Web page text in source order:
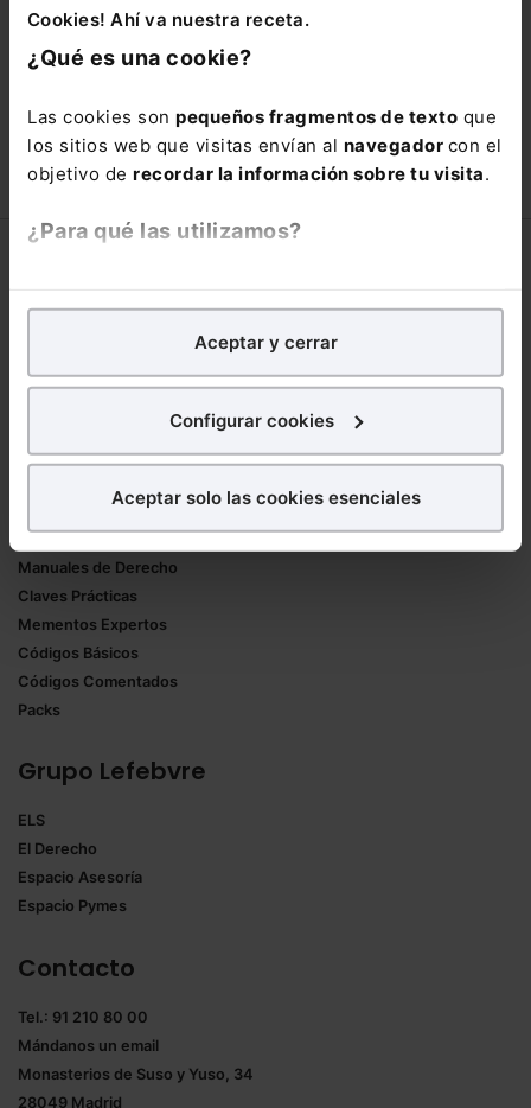
Cookies! Ahí va nuestra receta.
¿Qué es una cookie?
Las cookies son pequeños fragmentos de texto que
los sitios web que visitas envían al navegador con el
objetivo de recordar la información sobre tu visita.
¿Para qué las utilizamos?
analíticospara tratar demejorar tu experienciaen
nuestra página web. También con fines publicitarios,
para poder mostrarte publicidad y contenidos de tu
¿Qué puedes hacer?
experiencia en la web sea óptima
Puedesaceptar solo las esenciales
todas las cookies excepto aquellas imprescindibles.
También puedes
seleccionar solo aquellas que quieras permitir en tu
navegador. Si no seleccionas ninguna utilizaremos
las que sean indispensables para la navegación.
Saber más acerca de las cookies
Aceptar y cerrar
Configurar cookies
Aceptar solo las cookies esenciales
está oportunidad y adquiere tu acceso
con un25% de descuento
COMPRAR
Lefebvre
Trabaja con nosotros
Productos
Formularios Jurídicos
Manuales de Derecho
Claves Prácticas
Mementos Expertos
Códigos Básicos
Códigos Comentados
Packs
Grupo Lefebvre
ELS
El Derecho
Espacio Asesoría
Espacio Pymes
Contacto
Tel.: 91 210 80 00
Mándanos un email
Monasterios de Suso y Yuso, 34
28049 Madrid